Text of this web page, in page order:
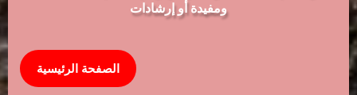
ومفيدة أو إرشادات
الصفحة الرئيسية